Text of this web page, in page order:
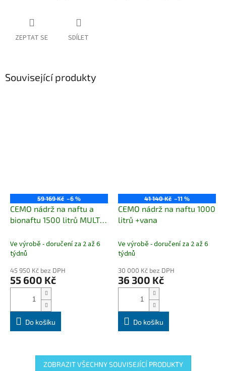
ZEPTAT SE SDÍLET
Související produkty
59 169 Kč –6 %
CEMO nádrž na naftu a
bionaftu 1500 litrů MULTI
Ve výrobě - doručení za 2 až 6
týdnů
45 950 Kč bez DPH
55 600 Kč
Do košíku
41 140 Kč –11 %
CEMO nádrž na naftu 1000
litrů +vana
Ve výrobě - doručení za 2 až 6
týdnů
30 000 Kč bez DPH
36 300 Kč
Do košíku
ZOBRAZIT VŠECHNY SOUVISEJÍCÍ PRODUKTY